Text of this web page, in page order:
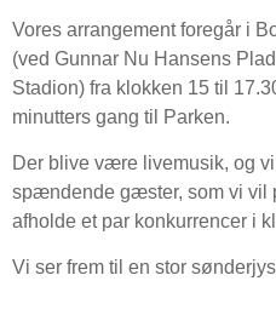
Vores arrangement foregår i
(ved Gunnar Nu Hansens
Stadion) fra klokken 15 til
minutters gang til Parken.
Der blive være livemusik, og
spændende gæster, som vi vil
afholde et par konkurrencer i
Vi ser frem til en stor